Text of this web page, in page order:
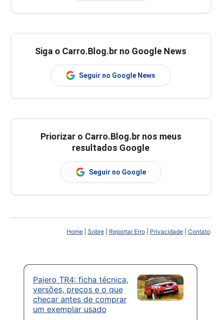
Siga o Carro.Blog.br no Google News
Seguir no Google News
Priorizar o Carro.Blog.br nos meus
resultados Google
Seguir no Google
Home| Sobre| Reportar Erro| Privacidade| Contato
Pajero TR4: ficha técnica,
versões, preços e o que
checar antes de comprar
um exemplar usado